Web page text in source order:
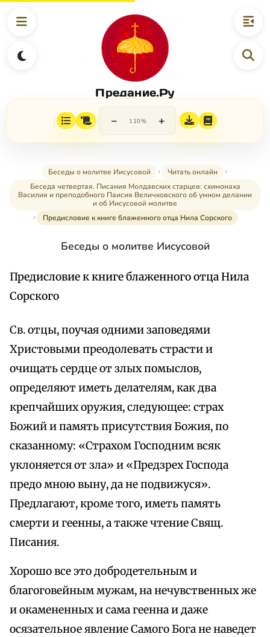
Предание.Ру
− 110% +
Беседы о молитве Иисусовой
Читать онлайн
Беседа четвертая. Писания Молдавских старцев: схимонаха
Василия и преподобного Паисия Величковского об умном делании
и об Иисусовой молитве
Предисловие к книге блаженного отца Нила Сорского
Беседы о молитве Иисусовой
Предисловие к книге блаженного отца Нила
Сорского
Св. отцы, поучая одними заповедями
Христовыми преодолевать страсти и
очищать сердце от злых помыслов,
определяют иметь делателям, как два
крепчайших оружия, следующее: страх
Божий и память присутствия Божия, по
сказанному: «Страхом Господним всяк
уклоняется от зла» и «Предзрех Господа
предо мною выну, да не подвижуся».
Предлагают, кроме того, иметь память
смерти и геенны, а также чтение Свящ.
Писания.
Хорошо все это добродетельным и
благоговейным мужам, на нечувственных же
и окамененных и сама геенна и даже
осязательное явление Самого Бога не наведет